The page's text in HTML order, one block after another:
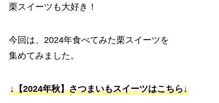
栗スイーツも大好き！
今回は、2024年食べてみた栗スイーツを
集めてみました。
↓【2024年秋】さつまいもスイーツはこちら↓